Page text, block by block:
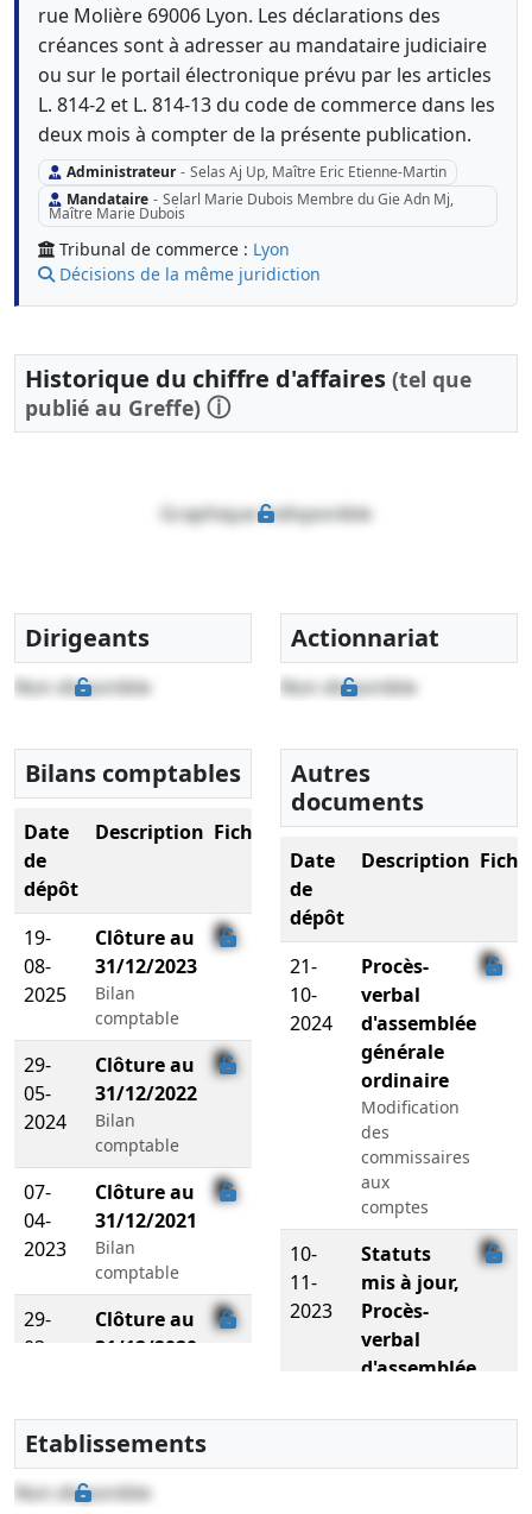
rue Molière 69006 Lyon. Les déclarations des
créances sont à adresser au mandataire judiciaire
ou sur le portail électronique prévu par les articles
L. 814-2 et L. 814-13 du code de commerce dans les
deux mois à compter de la présente publication.
Administrateur - Selas Aj Up, Maître Eric Etienne-Martin
Mandataire - Selarl Marie Dubois Membre du Gie Adn Mj,
Maître Marie Dubois
Tribunal de commerce : Lyon
Décisions de la même juridiction
Historique du chiffre d'affaires (tel que
publié au Greffe) ⓘ
Graphique indisponible
Dirigeants
Non disponible
Actionnariat
Non disponible
Bilans comptables
Date
de
dépôt
Description Fichier
19-
08-
2025
Clôture au
31/12/2023
Bilan
comptable
29-
05-
2024
Clôture au
31/12/2022
Bilan
comptable
07-
04-
2023
Clôture au
31/12/2021
Bilan
comptable
29-
03-
Clôture au
31/12/2020
27-
11-
2018
Clôture au
31/12/2017
Bilan
Autres
documents
Date
de
dépôt
Description
21-
10-
2024
Procès-
verbal
d'assemblée
générale
ordinaire
Modification
des
commissaires
aux
comptes
10-
11-
2023
Statuts
mis à jour,
Procès-
verbal
d'assemblée
extraordinaire
siège social
Etablissements
Non disponible